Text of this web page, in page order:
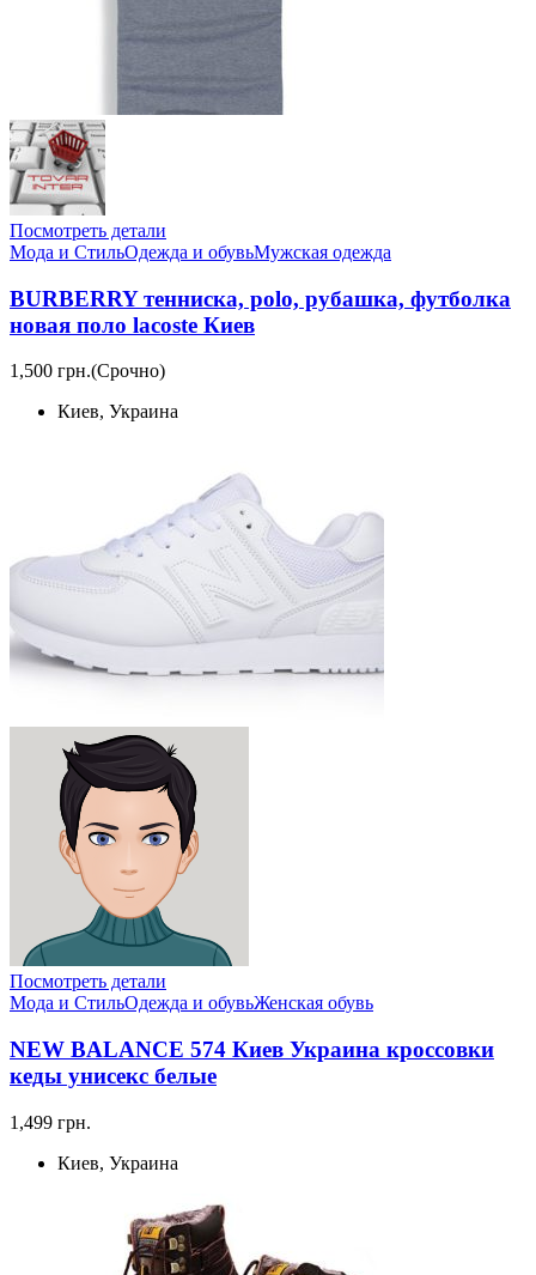
Посмотреть детали
Мода и СтильОдежда и обувьМужская одежда
BURBERRY тенниска, polo, рубашка, футболка
новая поло lacoste Киев
1,500 грн.(Срочно)
Киев, Украина
Посмотреть детали
Мода и СтильОдежда и обувьЖенская обувь
NEW BALANCE 574 Киев Украина кроссовки
кеды унисекс белые
1,499 грн.
Киев, Украина